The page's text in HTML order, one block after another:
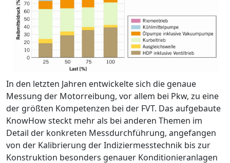
In den letzten Jahren entwickelte sich die genaue
Messung der Motorreibung, vor allem bei Pkw, zu eine
der größten Kompetenzen bei der FVT. Das aufgebaute
KnowHow steckt mehr als bei anderen Themen im
Detail der konkreten Messdurchführung, angefangen
von der Kalibrierung der Indiziermesstechnik bis zur
Konstruktion besonders genauer Konditionieranlagen